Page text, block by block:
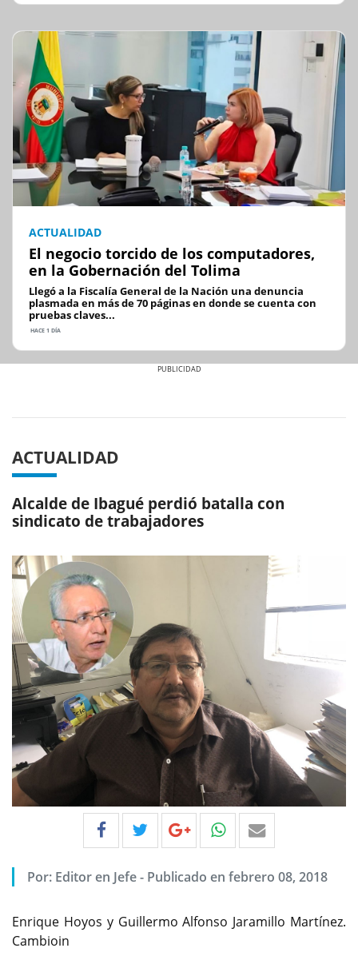
ACTUALIDAD
El negocio torcido de los computadores,
en la Gobernación del Tolima
Llegó a la Fiscalía General de la Nación una denuncia
plasmada en más de 70 páginas en donde se cuenta con
pruebas claves...
HACE 1 DÍA
ACTUALIDAD
Alcalde de Ibagué perdió batalla con
sindicato de trabajadores
Por: Editor en Jefe- Publicado en febrero 08, 2018
Enrique Hoyos y Guillermo Alfonso Jaramillo Martínez.
Cambioin